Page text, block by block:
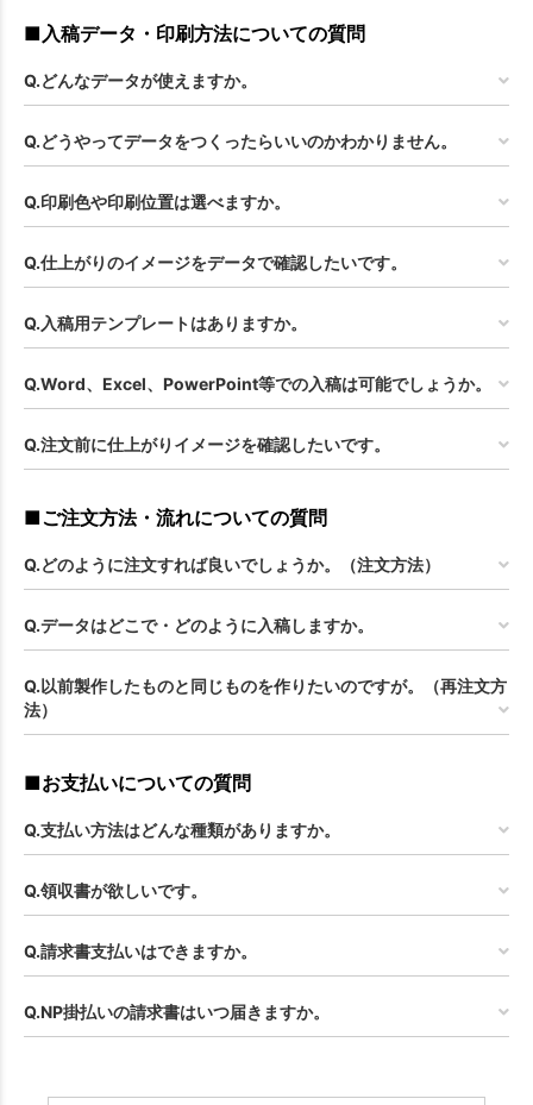
■入稿データ・印刷方法についての質問
Q.どんなデータが使えますか。
Q.どうやってデータをつくったらいいのかわかりません。
Q.印刷色や印刷位置は選べますか。
Q.仕上がりのイメージをデータで確認したいです。
Q.入稿用テンプレートはありますか。
Q.Word、Excel、PowerPoint等での入稿は可能でしょうか。
Q.注文前に仕上がりイメージを確認したいです。
■ご注文方法・流れについての質問
Q.どのように注文すれば良いでしょうか。（注文方法）
Q.データはどこで・どのように入稿しますか。
Q.以前製作したものと同じものを作りたいのですが。（再注文方
法）
■お支払いについての質問
Q.支払い方法はどんな種類がありますか。
Q.領収書が欲しいです。
Q.請求書支払いはできますか。
Q.NP掛払いの請求書はいつ届きますか。